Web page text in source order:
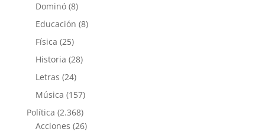
Dominó(8)
Educación (8)
Física (25)
Historia (28)
Letras (24)
Música (157)
Política (2.368)
Acciones (26)